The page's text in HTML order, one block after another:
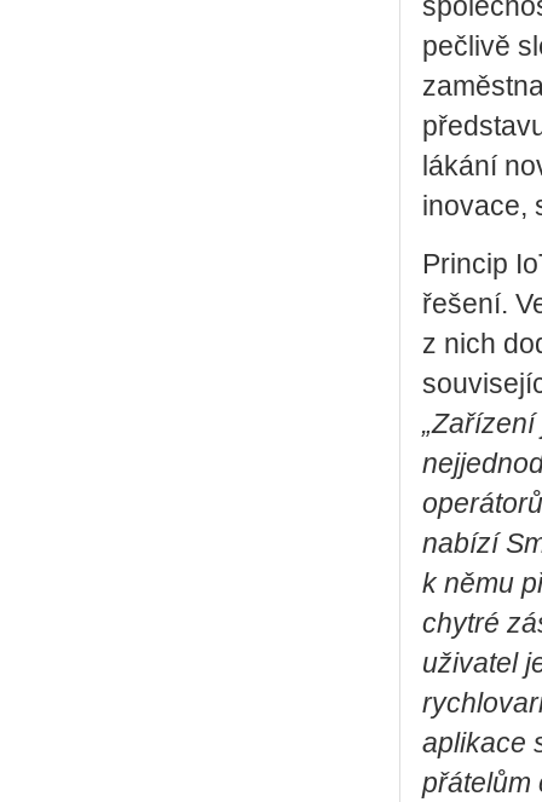
pečlivě
lákání
inovace,
Princip
řešení.
z nich
nabízí
k němu
chytré
uživatel
aplikace
přátelům